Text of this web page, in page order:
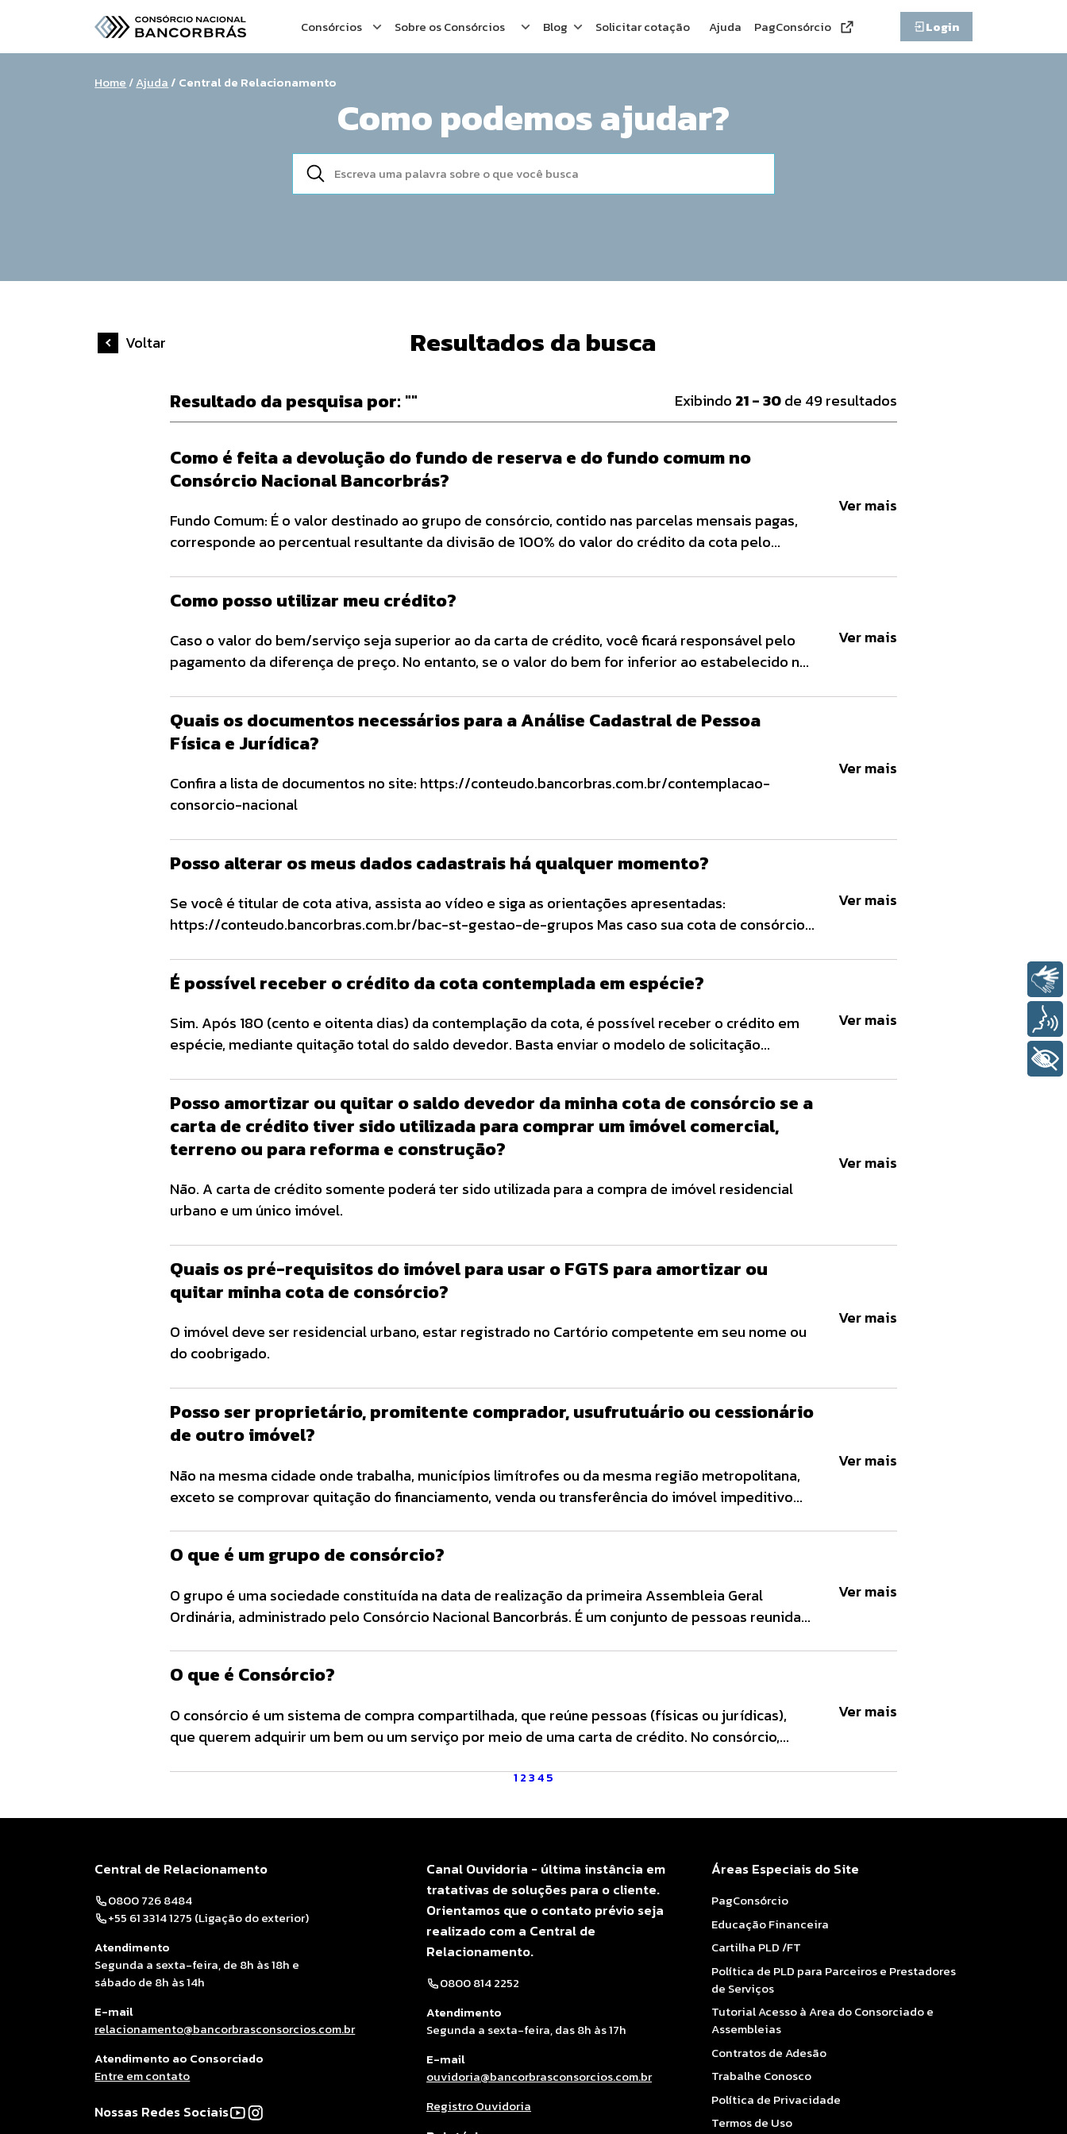
Consórcios Sobre os Consórcios Blog Solicitar cotação Ajuda PagConsórcio Login
Home /Ajuda/ Central de Relacionamento
Como podemos ajudar?
Voltar Resultados da busca
Resultado da pesquisa por: "" Exibindo 21 - 30de 49 resultados
Como é feita a devolução do fundo de reserva e do fundo comum no
Consórcio Nacional Bancorbrás?
Fundo Comum: É o valor destinado ao grupo de consórcio, contido nas parcelas mensais pagas,
corresponde ao percentual resultante da divisão de 100% do valor do crédito da cota pelo
ou não, conforme pactuado na Proposta de Adesão. […]
Ver mais
Como posso utilizar meu crédito?
Caso o valor do bem/serviço seja superior ao da carta de crédito, você ficará responsável pelo
pagamento da diferença de preço. No entanto, se o valor do bem for inferior ao estabelecido na
forma estabelecida em contrato; ou Reembolso dos valores […]
Ver mais
Quais os documentos necessários para a Análise Cadastral de Pessoa
Física e Jurídica?
Confira a lista de documentos no site: https://conteudo.bancorbras.com.br/contemplacao-
consorcio-nacional
Ver mais
Posso alterar os meus dados cadastrais há qualquer momento?
Se você é titular de cota ativa, assista ao vídeo e siga as orientações apresentadas:
https://conteudo.bancorbras.com.br/bac-st-gestao-de-grupos Mas caso sua cota de consórcio
alteração cadastral disponibilizado neste link: https://conteudo.bancorbras.com.br/bac-st-
gestao-de-grupos, preencha, assine e em seguida, envie juntamente com o seu documento de
Ver mais
É possível receber o crédito da cota contemplada em espécie?
Sim. Após 180 (cento e oitenta dias) da contemplação da cota, é possível receber o crédito em
espécie, mediante quitação total do saldo devedor. Basta enviar o modelo de solicitação
gestão de grupos, devidamente preenchido, assinado, juntamente com o documento de
identificação, tudo em formato digital (PDF, PNG etc), […]
Ver mais
Posso amortizar ou quitar o saldo devedor da minha cota de consórcio se a
carta de crédito tiver sido utilizada para comprar um imóvel comercial,
terreno ou para reforma e construção?
Não. A carta de crédito somente poderá ter sido utilizada para a compra de imóvel residencial
urbano e um único imóvel.
Ver mais
Quais os pré-requisitos do imóvel para usar o FGTS para amortizar ou
quitar minha cota de consórcio?
O imóvel deve ser residencial urbano, estar registrado no Cartório competente em seu nome ou
do coobrigado.
Ver mais
Posso ser proprietário, promitente comprador, usufrutuário ou cessionário
de outro imóvel?
Não na mesma cidade onde trabalha, municípios limítrofes ou da mesma região metropolitana,
exceto se comprovar quitação do financiamento, venda ou transferência do imóvel impeditivo
Ver mais
O que é um grupo de consórcio?
O grupo é uma sociedade constituída na data de realização da primeira Assembleia Geral
Ordinária, administrado pelo Consórcio Nacional Bancorbrás. É um conjunto de pessoas reunidas
contribuições mensais durante o prazo do grupo e já começa a participar das contemplações, […]
Ver mais
O que é Consórcio?
O consórcio é um sistema de compra compartilhada, que reúne pessoas (físicas ou jurídicas),
que querem adquirir um bem ou um serviço por meio de uma carta de crédito. No consórcio,
A administradora é responsável por gerir todo o processo, […]
Ver mais
12345
Central de Relacionamento
0800 726 8484
+55 61 3314 1275 (Ligação do exterior)
Atendimento
Segunda a sexta-feira, de 8h às 18h e
sábado de 8h às 14h
E-mail
relacionamento@bancorbrasconsorcios.com.br
Atendimento ao Consorciado
Entre em contato
Nossas Redes Sociais
Canal Ouvidoria - última instância em
tratativas de soluções para o cliente.
Orientamos que o contato prévio seja
realizado com a Central de
Relacionamento.
0800 814 2252
Atendimento
Segunda a sexta-feira, das 8h às 17h
E-mail
ouvidoria@bancorbrasconsorcios.com.br
Registro Ouvidoria
Áreas Especiais do Site
PagConsórcio
Educação Financeira
Cartilha PLD /FT
Política de PLD para Parceiros e Prestadores
de Serviços
Tutorial Acesso à Area do Consorciado e
Assembleias
Contratos de Adesão
Trabalhe Conosco
Política de Privacidade
Termos de Uso